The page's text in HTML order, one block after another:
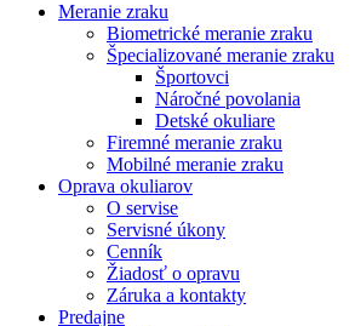
Meranie zraku
Biometrické meranie zraku
Špecializované meranie zraku
Športovci
Náročné povolania
Detské okuliare
Firemné meranie zraku
Mobilné meranie zraku
Oprava okuliarov
O servise
Servisné úkony
Cenník
Žiadosť o opravu
Záruka a kontakty
Predajne